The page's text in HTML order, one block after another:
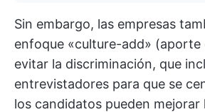
Sin embargo, las empresas
enfoque «culture-add» (aporte
evitar la discriminación, que
entrevistadores para que se
los candidatos pueden mejorar